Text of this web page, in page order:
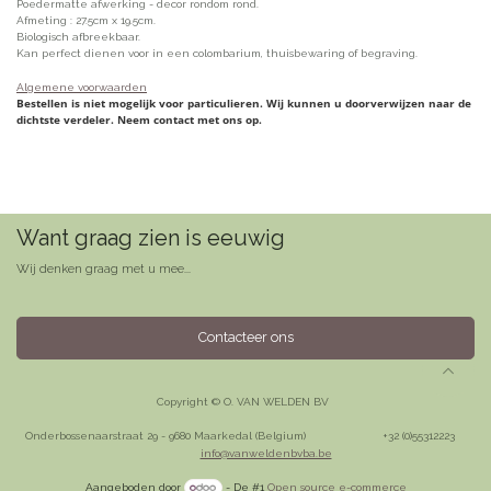
Poedermatte afwerking - decor rondom rond.
Afmeting : 27.5cm x 19.5cm.
Biologisch afbreekbaar.
Kan perfect dienen voor in een colombarium, thuisbewaring of begraving.
Algemene voorwaarden
Bestellen is niet mogelijk voor particulieren. Wij kunnen u doorverwijzen naar de
dichtste verdeler. Neem contact met ons op.
Want graag zien is eeuwig
Wij denken graag met u mee...
Contacteer ons
Copyright © O. VAN WELDEN BV
Onderbossenaarstraat 29 - 9680 Maarkedal (Belgium)
​+32 (0)55312223
info@vanweldenbvba.be
Aangeboden door - De #1 Open source e-commerce